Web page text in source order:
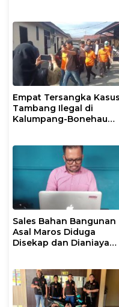
Empat Tersangka Kasus
Tambang Ilegal di
Kalumpang-Bonehau
Sales Bahan Bangunan
Asal Maros Diduga
Disekap dan Dianiaya